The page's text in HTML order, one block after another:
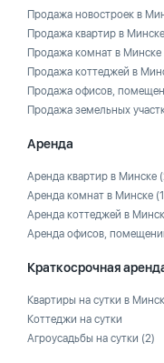
Продажа новостроек в
Продажа квартир в Минске
Продажа комнат в Минске
Продажа коттеджей в
Продажа офисов,
Продажа земельных
Аренда
Аренда квартир в Минске
Аренда комнат в Минске
Аренда коттеджей в
Аренда офисов,
Краткосрочная
Квартиры на сутки в
Коттеджи на сутки
Агроусадьбы на сутки (2)